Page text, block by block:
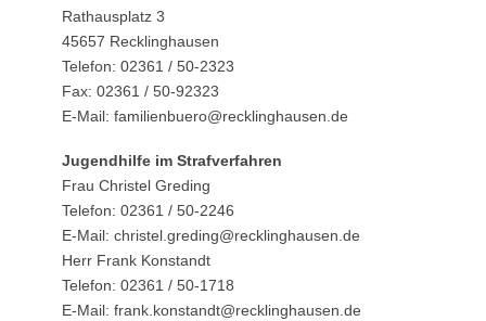
Rathausplatz 3
45657 Recklinghausen
Telefon: 02361 / 50-2323
Fax: 02361 / 50-92323
E-Mail: familienbuero@recklinghausen.de
Jugendhilfe im Strafverfahren
Frau Christel Greding
Telefon: 02361 / 50-2246
E-Mail: christel.greding@recklinghausen.de
Herr Frank Konstandt
Telefon: 02361 / 50-1718
E-Mail: frank.konstandt@recklinghausen.de